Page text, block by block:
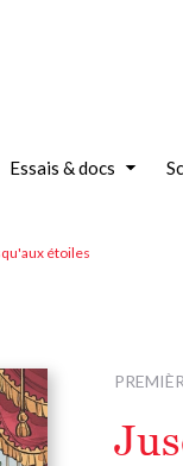
Essais & docs
étoiles